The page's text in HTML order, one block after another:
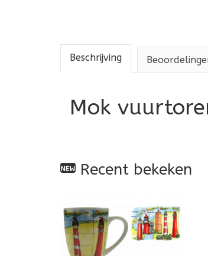
Beschrijving
Mok
Recent bekeken